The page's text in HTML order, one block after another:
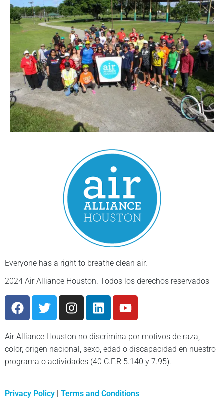
Everyone has a right to breathe clean air.
2024 Air Alliance Houston. Todos los derechos reservados
Air Alliance Houston no discrimina por motivos de raza,
color, origen nacional, sexo, edad o discapacidad en nuestro
programa o actividades (40 C.F.R 5.140 y 7.95).
Privacy Policy Terms and Conditions